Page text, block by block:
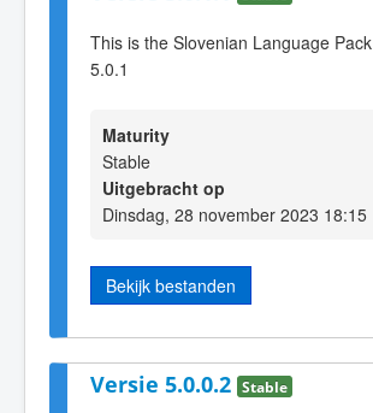
This is the Slovenian Language
5.0.1
Maturity
Stable
Uitgebracht op
Dinsdag, 28 november 2023 18:15
Bekijk bestanden
Versie 5.0.0.2 Stable